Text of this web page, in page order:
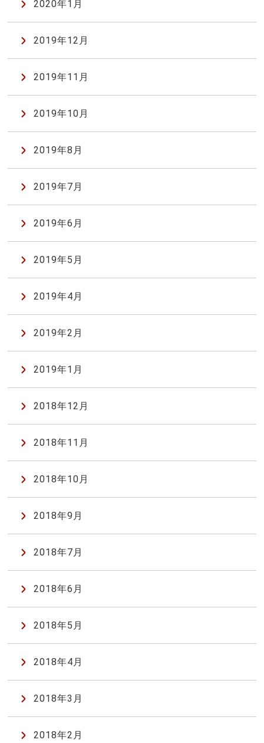
2020年1月
2019年12月
2019年11月
2019年10月
2019年8月
2019年7月
2019年6月
2019年5月
2019年4月
2019年2月
2019年1月
2018年12月
2018年11月
2018年10月
2018年9月
2018年7月
2018年6月
2018年5月
2018年4月
2018年3月
2018年2月